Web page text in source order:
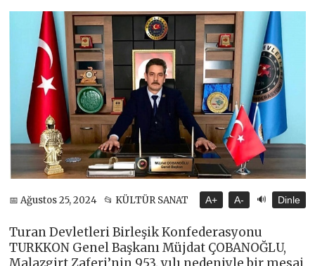
📅 Ağustos 25, 2024 📂 KÜLTÜR SANAT A+ A- 🔊 Dinle
Turan Devletleri Birleşik Konfederasyonu
TURKKON Genel Başkanı Müjdat ÇOBANOĞLU,